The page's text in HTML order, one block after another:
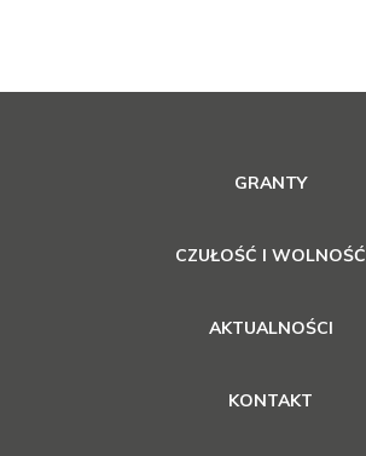
GRANTY
CZUŁOŚĆ I WOLNOŚĆ
AKTUALNOŚCI
KONTAKT